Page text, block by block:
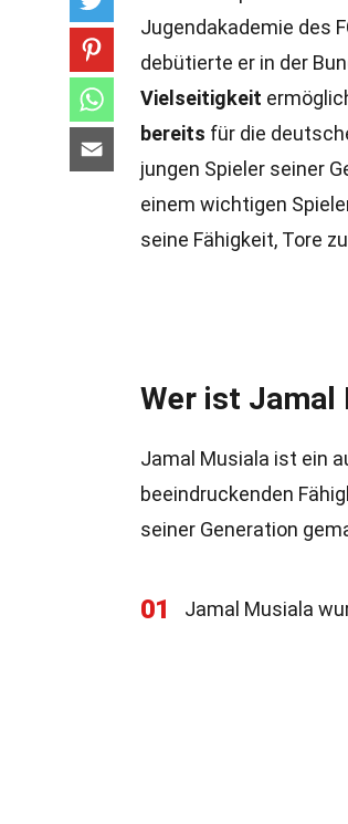
Jugendakademie des
debütierte er in der
Vielseitigkeit
bereits für die
jungen Spieler seiner
einem wichtigen
seine Fähigkeit, Tore
Wer ist Jamal
Jamal Musiala ist ein
beeindruckenden
seiner Generation
01 Jamal Musiala